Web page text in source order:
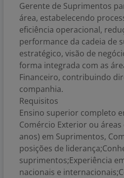
Gerente de Suprimentos
área, estabelecendo
eficiência operacional,
performance da cadeia de
estratégico, visão de
forma integrada com as
Financeiro, contribuindo
companhia.
Requisitos
Ensino superior completo
Comércio Exterior ou
anos) em Suprimentos,
posições de
suprimentos;Experiência
nacionais e